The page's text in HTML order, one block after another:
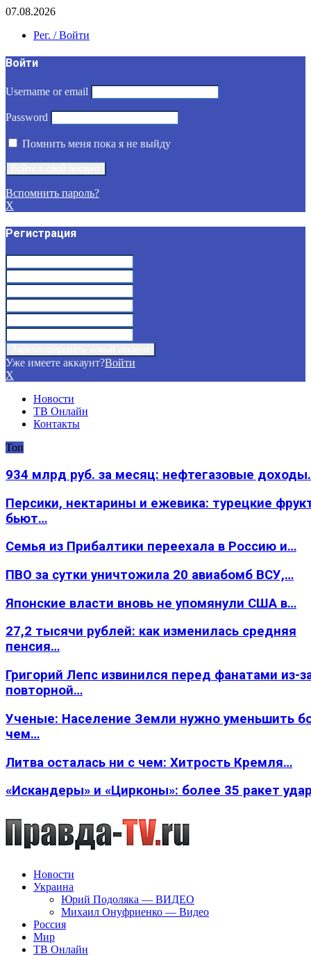
07.08.2026
Рег. / Войти
Войти
Username or email
Password
Помнить меня пока я не выйду
Вспомнить пароль?
X
Регистрация
Уже имеете аккаунт?Войти
X
Новости
ТВ Онлайн
Контакты
Топ
934 млрд руб. за месяц: нефтегазовые
Персики, нектарины и ежевика: турецкие
бьют…
Семья из Прибалтики переехала в Россию и…
ПВО за сутки уничтожила 20 авиабомб ВСУ,…
Японские власти вновь не упомянули США в…
27,2 тысячи рублей: как изменилась средняя
пенсия…
Григорий Лепс извинился перед фанатами из-
повторной…
Ученые: Население Земли нужно уменьшить
чем…
Литва осталась ни с чем: Хитрость Кремля…
«Искандеры» и «Цирконы»: более 35 ракет
Новости
Украина
Юрий Подоляка — ВИДЕО
Михаил Онуфриенко — Видео
Россия
Мир
ТВ Онлайн